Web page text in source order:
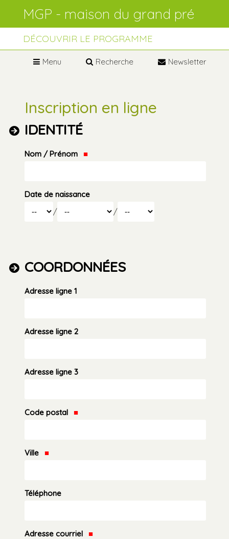
Aller
navigation
personnels
DÉCOUVRIR LE PROGRAMME
Menu Recherche Newsletter
Inscription en ligne
IDENTITÉ
Nom / Prénom
Date de naissance
/
Mois
/ Année
COORDONNÉES
Adresse ligne 1
Adresse ligne 2
Adresse ligne 3
Code postal
Ville
Téléphone
Adresse courriel